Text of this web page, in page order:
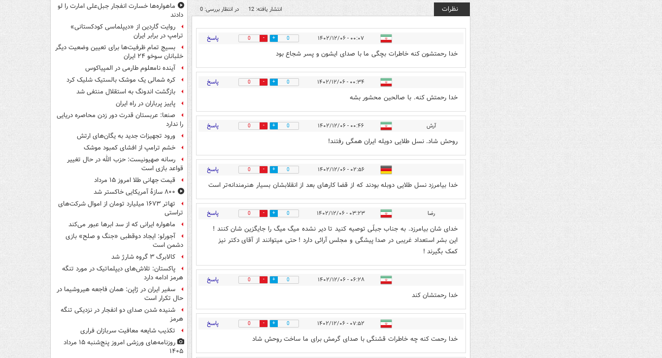
نظرات انتشار یافته: 12 در انتظار بررسی: 0
۰۰:۰۷ - ۱۴۰۲/۱۲/۰۶ 0
0 پاسخ
خدا رحمتشون کنه خاطرات بچگی ما با صدای ایشون و پسر شجاع بود
۰۰:۳۴ - ۱۴۰۲/۱۲/۰۶ 0
0 پاسخ
خدا رحمتش کنه. با صالحین محشور بشه
آرش ۰۰:۴۶ - ۱۴۰۲/۱۲/۰۶ 0
0 پاسخ
روحش شاد. نسل طلایی دویله ایران همگی رفتند!
۰۲:۵۶ - ۱۴۰۲/۱۲/۰۶ 0
0 پاسخ
خدا بیامرزد نسل طلایی دوبله بودند که از قضا کارهای بعد از انقلابشان بسیار هنرمندانه‌تر است
رضا ۰۳:۲۳ - ۱۴۰۲/۱۲/۰۶ 0
0 پاسخ
خدای شان بیامرزد. به جناب جبلّی توصیه کنید تا دیر نشده میگ میگ را جایگزین شان کنند !
این بشر استعداد غریبی در صدا پیشگی و مجلس آرائی دارد ! حتی میتوانند از آقای دکتر نیز
کمک بگیرند !
۰۶:۲۸ - ۱۴۰۲/۱۲/۰۶ 0
0 پاسخ
خدا رحمتشان کند
۰۷:۵۲ - ۱۴۰۲/۱۲/۰۶ 0
0 پاسخ
خدا رحمت کنه چه خاطرات قشنگی با صدای گرمش برای ما ساخت روحش شاد
ماهواره‌ها خسارت انفجار جبل‌علی امارت را لو
دادند
روایت گاردین از «دیپلماسی کودکستانی»
ترامپ در برابر ایران
بسیج تمام ظرفیت‌ها برای تعیین وضعیت دیگر
خلبانان سوخو ۲۴ ایران
آینده نامعلوم طارمی در المپیاکوس
کره شمالی یک موشک بالستیک شلیک کرد
بازگشت اندونگ به استقلال منتفی شد
پاییز پرباران در راه ایران
صنعا: عربستان قدرت دور زدن محاصره دریایی
را ندارد
ورود تجهیزات جدید به یگان‌های ارتش
خشم ترامپ از افشای کمبود موشک
رسانه صهیونیست: حزب الله در حال تغییر
قواعد بازی است
قیمت جهانی طلا امروز ۱۵ مرداد
۸۰۰ سازۀ آمریکایی خاکستر شد
تهاتر ۱۶۷۳ میلیارد تومان از اموال شرکت‌های
تراستی
ماهواره ایرانی که از سد ابرها عبور می‌کند
آجورلو: ایجاد دوقطبی «جنگ و صلح‌» بازی
دشمن است
کالابرگ ۳ گروه شارژ شد
پاکستان: تلاش‌های دیپلماتیک در مورد تنگه
هرمز ادامه دارد
سفیر ایران در ژاپن: همان فاجعه هیروشیما در
حال تکرار است
شنیده شدن صدای دو انفجار در نزدیکی تنگه
هرمز
تکذیب شایعه معافیت سربازان فراری
روزنامه‌های ورزشی امروز پنج‌شنبه ۱۵ مرداد
۱۴۰۵